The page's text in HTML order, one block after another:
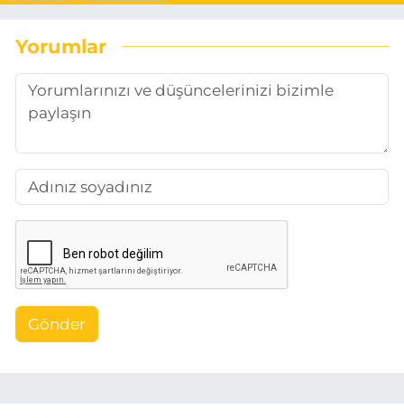
Yorumlar
Gönder